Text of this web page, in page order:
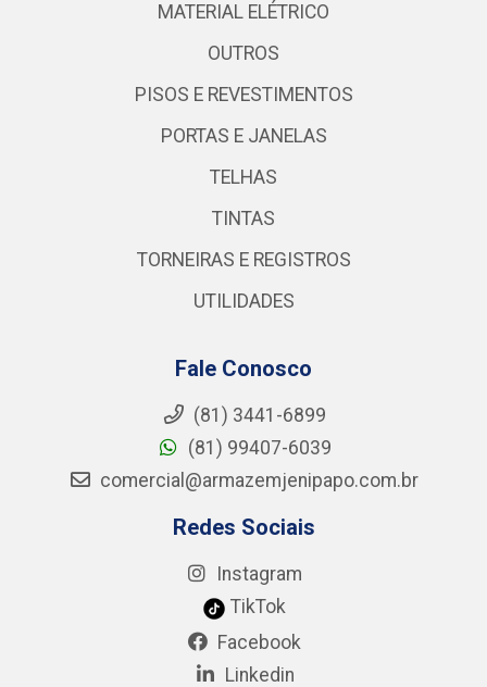
MATERIAL ELÉTRICO
OUTROS
PISOS E REVESTIMENTOS
PORTAS E JANELAS
TELHAS
TINTAS
TORNEIRAS E REGISTROS
UTILIDADES
Fale Conosco
(81) 3441-6899
(81) 99407-6039
comercial@armazemjenipapo.com.br
Redes Sociais
Instagram
TikTok
Facebook
Linkedin